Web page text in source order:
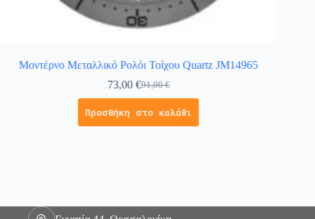
Μοντέρνο Μεταλλικό Ρολόι Τοίχου Quartz JM14965
91,00€
73,00 €
Προσθήκη στο καλάθι